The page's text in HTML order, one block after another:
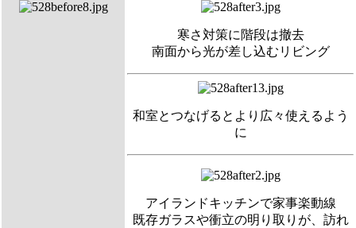
寒さ対策に階段は撤去
南面から光が差し込むリビング
和室とつなげるとより広々使えるよう
に
アイランドキッチンで家事楽動線
既存ガラスや衝立の明り取りが、訪れ